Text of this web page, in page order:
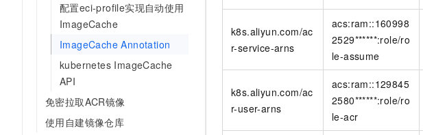
配置eci-profile实现自动使用
ImageCache
ImageCache Annotation
kubernetes ImageCache
API
免密拉取ACR镜像
使用自建镜像仓库
k8s.aliyun.com/ac
r-service-arns
acs:ram::160998
2529******:role/ro
le-assume
k8s.aliyun.com/ac
r-user-arns
acs:ram::129845
2580******:role/ro
le-acr
10 分钟在聊天系统中增加一个 AI 助手
在企业官网、通讯软件中为客户提供 AI 客服
即刻拥有
专有云